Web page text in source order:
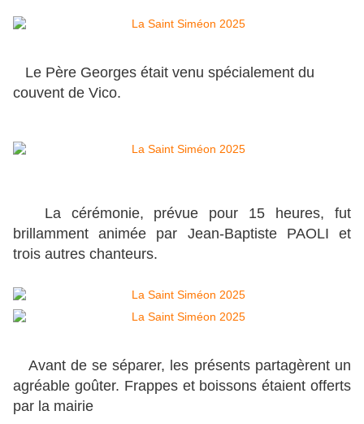
Le Père Georges était venu spécialement du
couvent de Vico.
La cérémonie, prévue pour 15 heures, fut
brillamment animée par Jean-Baptiste PAOLI et
trois autres chanteurs.
Avant de se séparer, les présents partagèrent un
agréable goûter. Frappes et boissons étaient offerts
par la mairie